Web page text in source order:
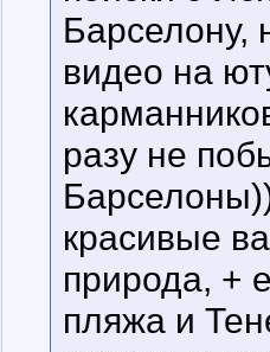
Барселону,
видео на
разу не
красивые
природа, +
пляжа и